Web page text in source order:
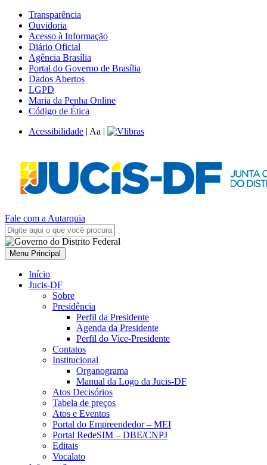
Transparência
Ouvidoria
Acesso à Informação
Diário Oficial
Agência Brasília
Portal do Governo de Brasília
Dados Abertos
LGPD
Maria da Penha Online
Código de Ética
Acessibilidade | Aa |
Fale com a Autarquia
Menu Principal
Início
Jucis-DF
Sobre
Presidência
Perfil da Presidente
Agenda da Presidente
Perfil do Vice-Presidente
Contatos
Institucional
Organograma
Manual da Logo da Jucis-DF
Atos Decisórios
Tabela de preços
Atos e Eventos
Portal do Empreendedor – MEI
Portal RedeSIM – DBE/CNPJ
Editais
Vocalato